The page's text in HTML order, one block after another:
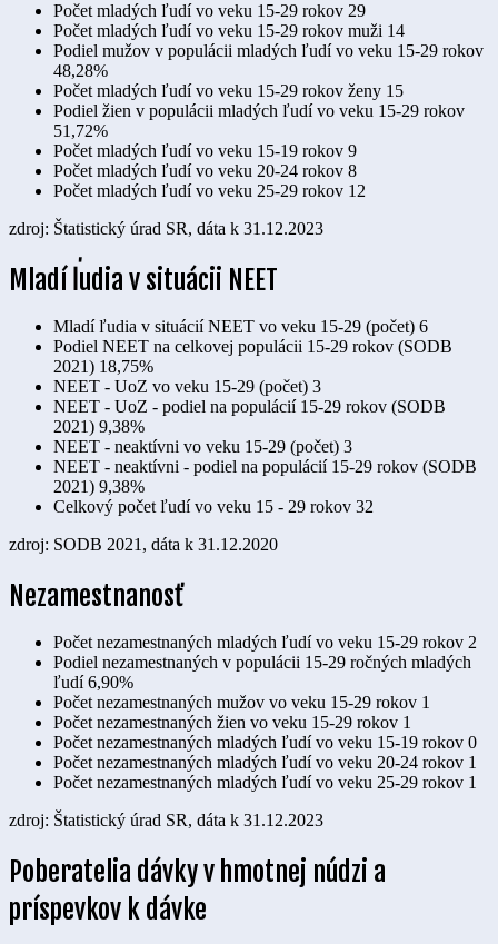
Počet mladých ľudí vo veku 15-29 rokov 29
Počet mladých ľudí vo veku 15-29 rokov muži 14
Podiel mužov v populácii mladých ľudí vo veku 15-29 rokov
48,28%
Počet mladých ľudí vo veku 15-29 rokov ženy 15
Podiel žien v populácii mladých ľudí vo veku 15-29 rokov
51,72%
Počet mladých ľudí vo veku 15-19 rokov 9
Počet mladých ľudí vo veku 20-24 rokov 8
Počet mladých ľudí vo veku 25-29 rokov 12
zdroj: Štatistický úrad SR, dáta k 31.12.2023
Mladí ľudia v situácii NEET
Mladí ľudia v situácií NEET vo veku 15-29 (počet) 6
Podiel NEET na celkovej populácii 15-29 rokov (SODB
2021) 18,75%
NEET - UoZ vo veku 15-29 (počet) 3
NEET - UoZ - podiel na populácií 15-29 rokov (SODB
2021) 9,38%
NEET - neaktívni vo veku 15-29 (počet) 3
NEET - neaktívni - podiel na populácií 15-29 rokov (SODB
2021) 9,38%
Celkový počet ľudí vo veku 15 - 29 rokov 32
zdroj: SODB 2021, dáta k 31.12.2020
Nezamestnanosť
Počet nezamestnaných mladých ľudí vo veku 15-29 rokov 2
Podiel nezamestnaných v populácii 15-29 ročných mladých
ľudí 6,90%
Počet nezamestnaných mužov vo veku 15-29 rokov 1
Počet nezamestnaných žien vo veku 15-29 rokov 1
Počet nezamestnaných mladých ľudí vo veku 15-19 rokov 0
Počet nezamestnaných mladých ľudí vo veku 20-24 rokov 1
Počet nezamestnaných mladých ľudí vo veku 25-29 rokov 1
zdroj: Štatistický úrad SR, dáta k 31.12.2023
Poberatelia dávky v hmotnej núdzi a
príspevkov k dávke